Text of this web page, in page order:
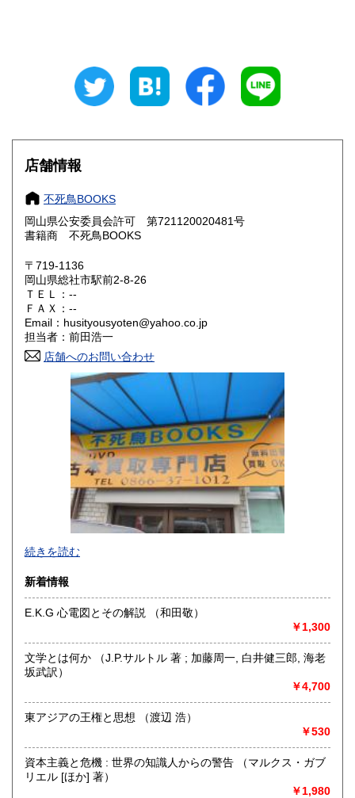
600円 長野県
大阪府 600円 兵庫県
鳥取県 600円
岡山県 600円 広島県
山口県 600円
600円
600円 福岡県
600円 長崎県
600円 大分県
600円 鹿児島県
沖縄県
店舗情報
不死鳥BOOKS
岡山県公安委員会許可 第721120020481号
書籍商 不死鳥BOOKS
〒719-1136
岡山県総社市駅前2-8-26
ＴＥＬ：--
ＦＡＸ：--
Email：husityousyoten@yahoo.co.jp
担当者：前田浩一
店舗へのお問い合わせ
不死鳥BOOKSでは、書籍だけでなくCD、DVD、レコード、
ゲーム、おもちゃ、骨董品まであらゆるものの買い取りがで
にお問い合わせください。出張費は、無料です。
沿線名：伯備線・桃太郎線(吉備線)
営業時間：9時から17時
定休日：年中無休
不死鳥BOOKSでは、書籍だけでなくCD、DVD、レコード、
ゲーム、おもちゃ、骨董品まであらゆるものの買い取りがで
にお問い合わせください。出張費は、無料です。
続きを読む
新着情報
E.K.G 心電図とその解説 （和田敬）
￥1,300
文学とは何か （J.P.サルトル 著 ; 加藤周一, 白井健三郎, 海老
坂武訳）
￥4,700
東アジアの王権と思想 （渡辺 浩）
￥530
資本主義と危機 : 世界の知識人からの警告 （マルクス・ガブ
リエル [ほか] 著）
￥1,980